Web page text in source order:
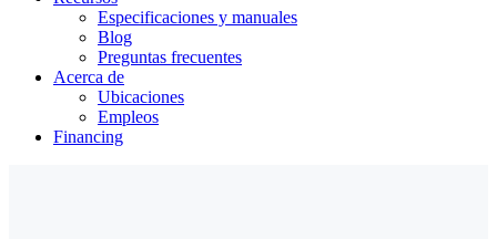
Especificaciones y manuales
Blog
Preguntas frecuentes
Acerca de
Ubicaciones
Empleos
Financing